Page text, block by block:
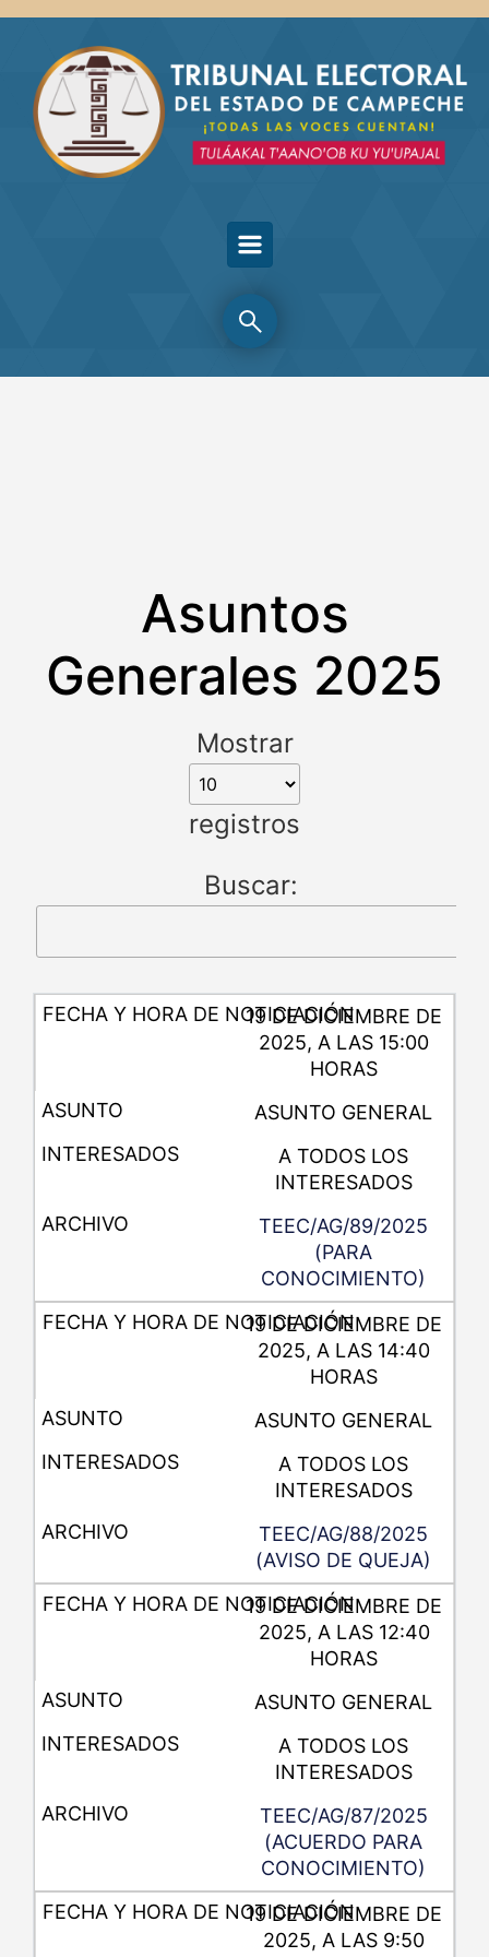
Skip to main content
Asuntos
Generales 2025
Mostrar
registros
Buscar:
19 DE DICIEMBRE DE
2025, A LAS 15:00
HORAS
ASUNTO GENERAL
A TODOS LOS
INTERESADOS
TEEC/AG/89/2025
(PARA
CONOCIMIENTO)
19 DE DICIEMBRE DE
2025, A LAS 14:40
HORAS
ASUNTO GENERAL
A TODOS LOS
INTERESADOS
TEEC/AG/88/2025
(AVISO DE QUEJA)
19 DE DICIEMBRE DE
2025, A LAS 12:40
HORAS
ASUNTO GENERAL
A TODOS LOS
INTERESADOS
TEEC/AG/87/2025
(ACUERDO PARA
CONOCIMIENTO)
19 DE DICIEMBRE DE
2025, A LAS 9:50